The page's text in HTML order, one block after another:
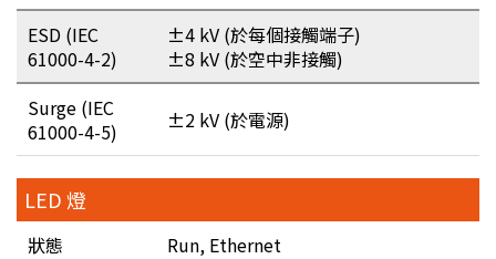
ESD (IEC
61000-4-2)
±4 kV (於每個接觸端子)
±8 kV (於空中非接觸)
Surge (IEC
61000-4-5)
±2 kV (於電源)
LED 燈
狀態 Run, Ethernet